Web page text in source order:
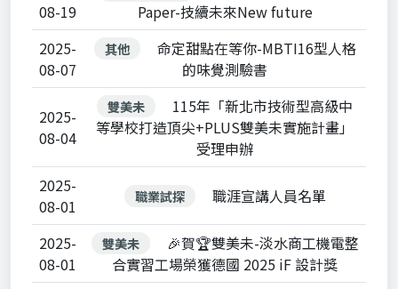
08-19
Paper-技續未來New future
2025-
08-07
其他
命定甜點在等你-MBTI16型人格
的味覺測驗書
2025-
08-04
雙美未
115年「新北市技術型高級中
等學校打造頂尖+PLUS雙美未實施計畫」
受理申辦
2025-
08-01
職業試探 職涯宣講人員名單
2025-
08-01
雙美未
🎉賀🏆雙美未-淡水商工機電整
合實習工場榮獲德國 2025 iF 設計獎